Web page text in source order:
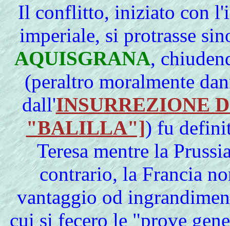
Ilconflitto, iniziato con
imperiale, si protrasse
AQUISGRANA,
(peraltro moralmente
dall'INSURREZIONE
"BALILLA"]) fu
Teresa mentre la
contrario, la Francia
vantaggio od
cui si fecero le "prove